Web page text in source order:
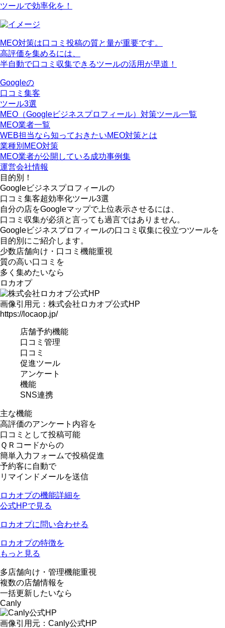
ツールで効率化を！
MEO対策は口コミ投稿の質と量が重要です。
高評価を集めるには、
半自動で口コミ収集できるツールの活用が早道！
Googleの
口コミ集客
ツール3選
MEO（Googleビジネスプロフィール）対策ツール一覧
MEO業者一覧
WEB担当なら知っておきたいMEO対策とは
業種別MEO対策
MEO業者が公開している成功事例集
運営会社情報
目的別！
Googleビジネスプロフィールの
口コミ集客超効率化ツール3選
自分の店をGoogleマップで上位表示させるには、
口コミ収集が必須と言っても過言ではありません。
Googleビジネスプロフィールの口コミ収集に役立つツールを
目的別にご紹介します。
少数店舗向け ・ 口コミ機能重視
質の高い口コミを
多く集めたいなら
ロカオプ
画像引用元：株式会社ロカオプ公式HP
https://locaop.jp/
店舗予約機能
口コミ管理
口コミ
促進ツール
アンケート
機能
SNS連携
主な機能
高評価のアンケート内容を
口コミとして投稿可能
ＱＲコードからの
簡単入力フォームで投稿促進
予約客に自動で
リマインドメールを送信
ロカオプの機能詳細を
公式HPで見る
ロカオプに問い合わせる
ロカオプの特徴を
もっと見る
多店舗向け ・ 管理機能重視
複数の店舗情報を
一括更新したいなら
Canly
画像引用元：Canly公式HP